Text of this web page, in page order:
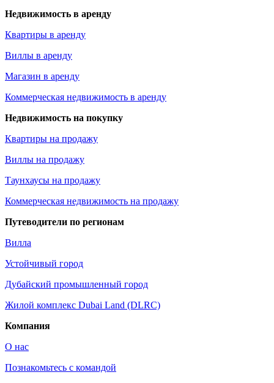
Недвижимость в аренду
Квартиры в аренду
Виллы в аренду
Магазин в аренду
Коммерческая недвижимость в аренду
Недвижимость на покупку
Квартиры на продажу
Виллы на продажу
Таунхаусы на продажу
Коммерческая недвижимость на продажу
Путеводители по регионам
Вилла
Устойчивый город
Дубайский промышленный город
Жилой комплекс Dubai Land (DLRC)
Компания
О нас
Познакомьтесь с командой